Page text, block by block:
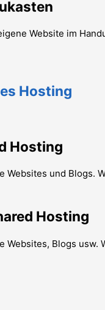
Website im
Hosting
Hosting
Websites und Blogs.
Hosting
Websites, Blogs usw.